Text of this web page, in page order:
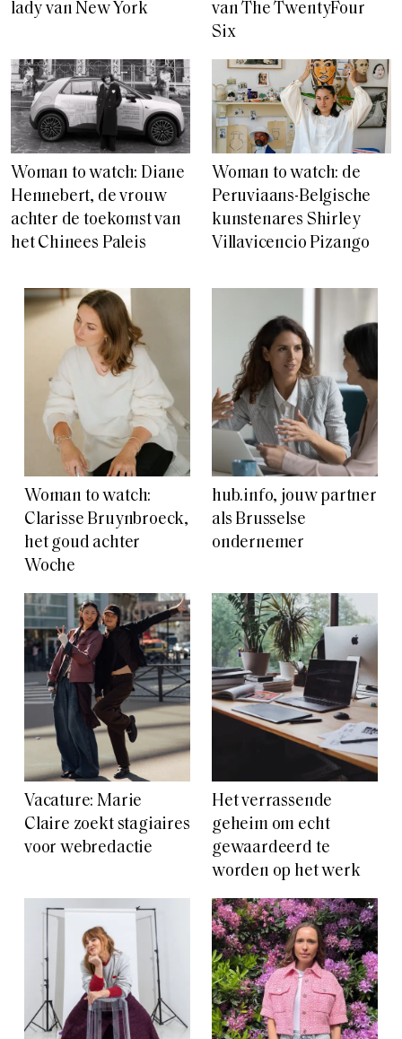
lady van New York
van The TwentyFour
Six
Woman to watch: Diane
Hennebert, de vrouw
achter de toekomst van
het Chinees Paleis
Woman to watch: de
Peruviaans-Belgische
kunstenares Shirley
Villavicencio Pizango
Woman to watch:
Clarisse Bruynbroeck,
het goud achter
Woche
hub.info, jouw partner
als Brusselse
ondernemer
Vacature: Marie
Claire zoekt stagiaires
voor webredactie
Het verrassende
geheim om echt
gewaardeerd te
worden op het werk